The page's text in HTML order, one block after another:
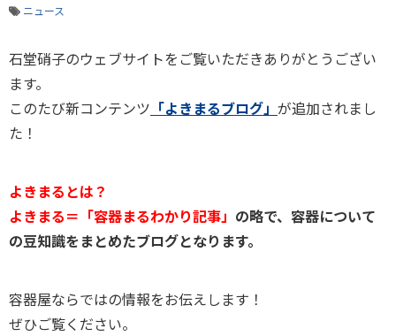
会社概要
English
ニュース
石堂硝子のウェブサイトをご覧いただきありがとうござい
ます。
このたび新コンテンツ 「よきまるブログ」 が追加されまし
た！
よきまるとは？
よきまる＝「容器まるわかり記事」 の略で、容器について
の豆知識をまとめたブログとなります。
容器屋ならではの情報をお伝えします！
ぜひご覧ください。